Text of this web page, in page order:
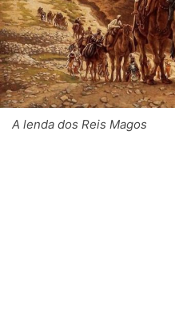
A lenda dos Reis Magos